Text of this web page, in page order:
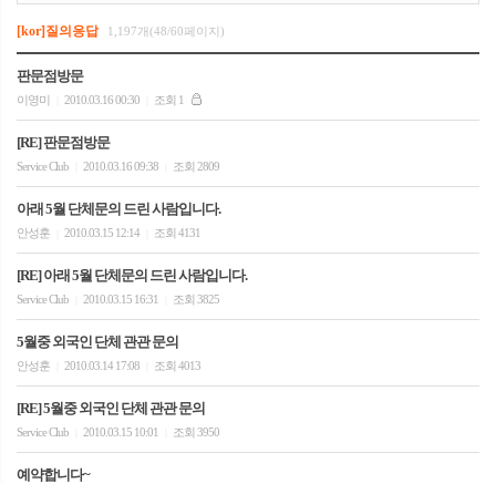
[kor]질의응답 1,197개(48/60페이지)
판문점방문
이영미 2010.03.16 00:30 조회 1
[RE] 판문점방문
Service Club 2010.03.16 09:38 조회 2809
아래 5월 단체문의 드린 사람입니다.
안성훈 2010.03.15 12:14 조회 4131
[RE] 아래 5월 단체문의 드린 사람입니다.
Service Club 2010.03.15 16:31 조회 3825
5월중 외국인 단체 관관 문의
안성훈 2010.03.14 17:08 조회 4013
[RE] 5월중 외국인 단체 관관 문의
Service Club 2010.03.15 10:01 조회 3950
예약합니다~